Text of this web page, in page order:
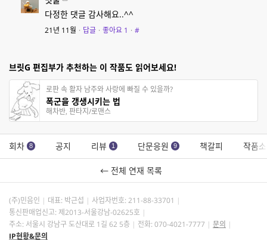
다정한 댓글 감사해요..^^
21년 11월 · 답글 · 좋아요 1 · #
브릿G 편집부가 추천하는 이 작품도 읽어보세요!
로판 속 활자 남주와 사랑에 빠질 수 있을까?
폭군을 갱생시키는 법
해차반, 판타지/로맨스
회차 8 공지 리뷰 1 단문응원 9 책갈피 작품
← 전체 연재 목록
(주)민음인 대표: 박근섭 사업자번호: 211-88-33701
통신판매업신고: 제2013-서울강남-02625호
주소: 서울시 강남구 도산대로 1길 62 5층
전화: 070-4021-7777
문의
IP현황&문의